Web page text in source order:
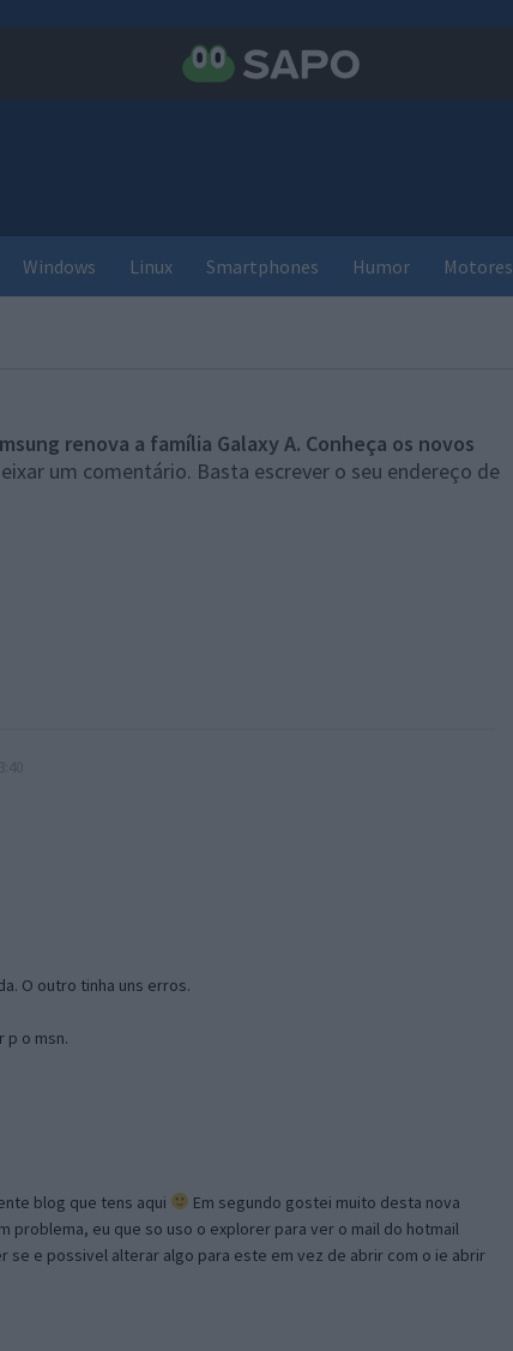
Windows Linux Smartphones Humor Motores
renova a família Galaxy A. Conheça os novos
um comentário. Basta escrever o seu endereço de
O outro tinha uns erros.
p o msn.
blog que tens aqui
Em segundo gostei muito desta nova
problema, eu que so uso o explorer para ver o mail do hotmail
se e possivel alterar algo para este em vez de abrir com o ie abrir